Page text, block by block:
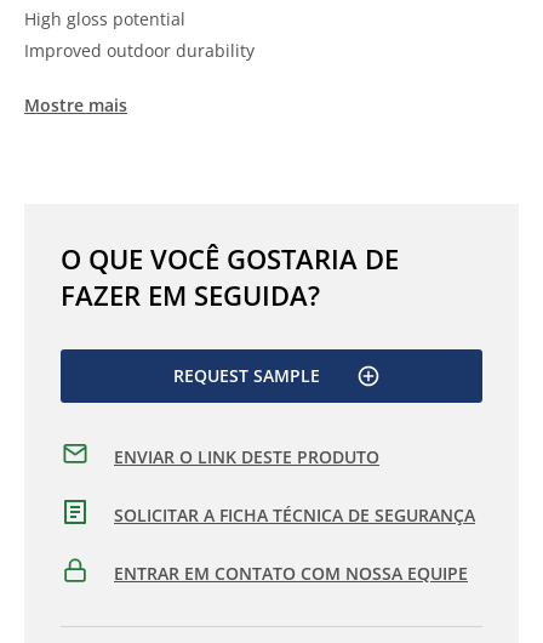
High gloss potential
Improved outdoor durability
Mostre mais
O QUE VOCÊ GOSTARIA DE
FAZER EM SEGUIDA?
REQUEST SAMPLE
ENVIAR O LINK DESTE PRODUTO
SOLICITAR A FICHA TÉCNICA DE SEGURANÇA
ENTRAR EM CONTATO COM NOSSA EQUIPE